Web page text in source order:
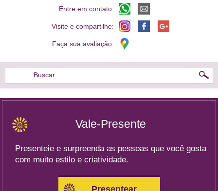
Entre em contato:
Visite e compartilhe:
Faça sua avaliação:
Buscar...
Vale-Presente
Presenteie e surpreenda as pessoas que você gosta
com muito estilo e criatividade.
Presentear